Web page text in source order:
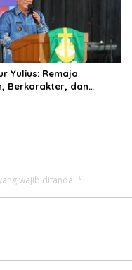
Yulius: Remaja
Berkarakter, dan
wajib ditandai *